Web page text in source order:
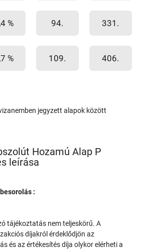
% 94. 331.
% 109. 406.
jegyzett alapok között
Hozamú Alap P
leírása
:
tájékoztatás nem teljeskörű. A
díjakról érdeklődjön az
és az értékesítés díja olykor elérheti a